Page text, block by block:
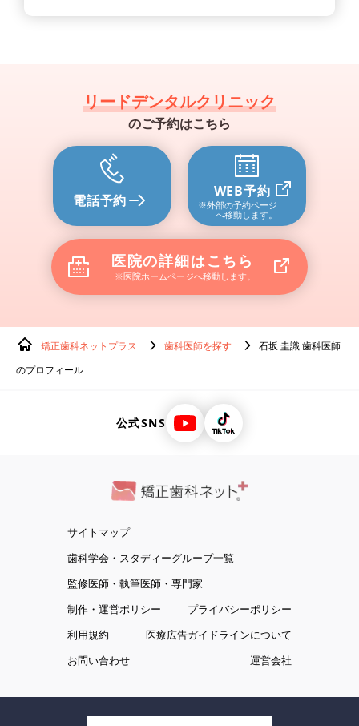
リードデンタルクリニック
のご予約はこちら
電話予約
WEB予約
※外部の予約ページ
へ移動します。
医院の詳細はこちら
※医院ホームページへ移動します。
矯正歯科ネットプラス 歯科医師を探す
石坂 圭識 歯科医師
のプロフィール
公式SNS
サイトマップ
歯科学会・スタディーグループ一覧
監修医師・執筆医師・専門家
制作・運営ポリシー
プライバシーポリシー
利用規約
医療広告ガイドラインについて
お問い合わせ
運営会社